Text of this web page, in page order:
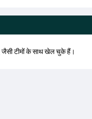
जैसी टीमों के साथ खेल चुके हैं।